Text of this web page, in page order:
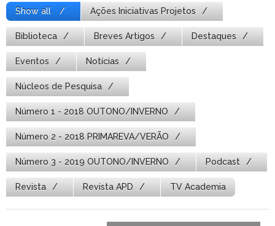
Show all Ações Iniciativas Projetos
Biblioteca Breves Artigos Destaques
Eventos Notícias
Núcleos de Pesquisa
Número 1 - 2018 OUTONO/INVERNO
Número 2 - 2018 PRIMAREVA/VERÃO
Número 3 - 2019 OUTONO/INVERNO Podcast
Revista Revista APD TV Academia